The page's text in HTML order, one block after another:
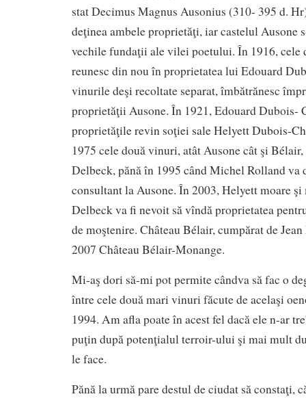
stat Decimus Magnus Ausonius (310- 395 d.
deţinea ambele proprietăţi, iar castelul Ausone
vechile fundaţii ale vilei poetului. În 1916, cele
reunesc din nou în proprietatea lui Edouard
vinurile deşi recoltate separat, îmbătrănesc
proprietăţii Ausone. În 1921, Edouard Dubois-
proprietăţile revin soţiei sale Helyett Dubois-
1975 cele două vinuri, atât Ausone cât şi
Delbeck, pănă în 1995 când Michel Rolland va
consultant la Ausone. În 2003, Helyett moare
Delbeck va fi nevoit să vîndă proprietatea
de moştenire. Château Bélair, cumpărat de
2007 Château Bélair-Monange.
Mi-aş dori să-mi pot permite cândva să fac o
între cele două mari vinuri făcute de acelaşi
1994. Am afla poate în acest fel dacă ele n-ar
puţin după potenţialul terroir-ului şi mai mult
le face.
Pănă la urmă pare destul de ciudat să constaţi,